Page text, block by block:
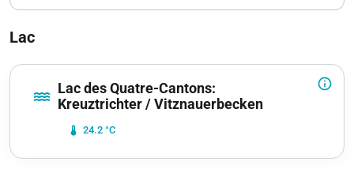
Lac
info_outline
water Lac des Quatre-Cantons:
Kreuztrichter / Vitznauerbecken
device_thermostat 24.2 °C